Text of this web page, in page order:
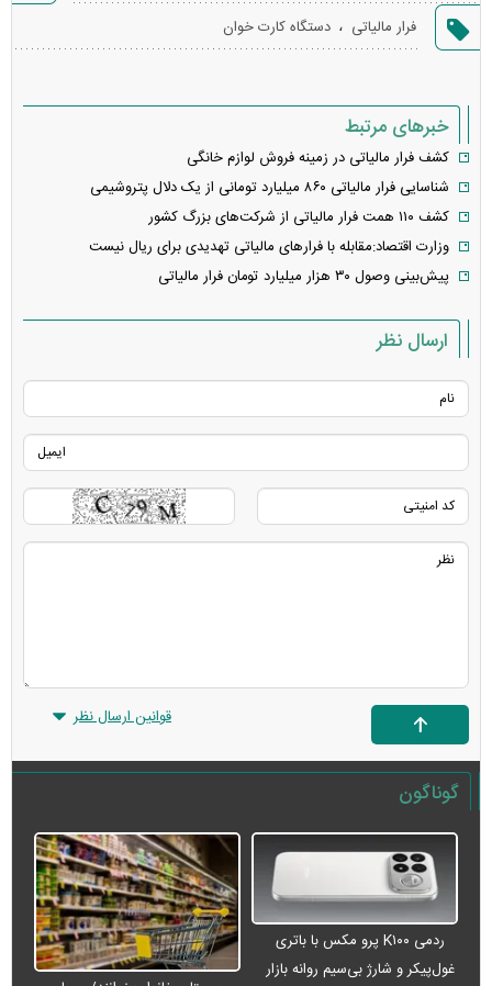
گزارش
خطا
فرار مالیاتی ، دستگاه کارت خوان
خبرهای مرتبط
کشف فرار مالیاتی در زمینه فروش لوازم خانگی
شناسایی فرار مالیاتی ۸۶۰ میلیارد تومانی از یک دلال پتروشیمی
کشف ۱۱۰ همت فرار مالیاتی از شرکت‌های بزرگ کشور
وزارت اقتصاد:مقابله با فرار‌های مالیاتی تهدیدی برای ریال نیست
پیش‌بینی وصول ۳۰ هزار میلیارد تومان فرار مالیاتی
ارسال نظر
قوانین ارسال نظر
گوناگون
ردمی K۱۰۰ پرو مکس با باتری
غول‌پیکر و شارژ بی‌سیم روانه بازار